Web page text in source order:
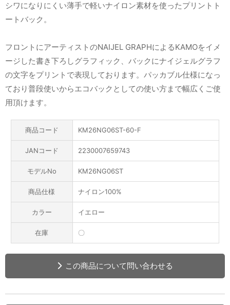
シワになりにくい薄手で軽いナイロン素材を使ったプリントト
ートバック。
フロントにアーティストのNAIJEL GRAPHによるKAMOをイメ
ージした書き下ろしグラフィック、バックにナイジェルグラフ
の文字をプリントで表現しております。パッカブル仕様になっ
ており普段使いからエコバックとしての使い方まで幅広くご使
用頂けます。
商品コード KM26NG06ST-60-F
JANコード 2230007659743
モデルNo KM26NG06ST
商品仕様 ナイロン100%
カラー イエロー
在庫 〇
この商品について問い合わせる